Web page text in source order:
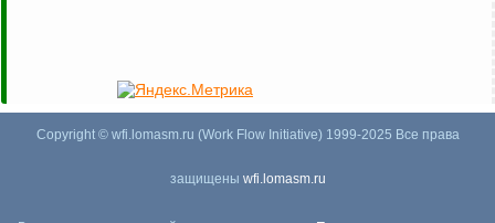
Copyright © wfi.lomasm.ru (Work Flow Initiative) 1999-2025 Все права
защищены wfi.lomasm.ru